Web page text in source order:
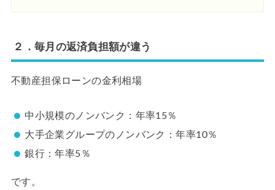
２．毎月の返済負担額が違う
不動産担保ローンの金利相場
中小規模のノンバンク：年率15％
大手企業グループのノンバンク：年率10％
銀行：年率5％
です。